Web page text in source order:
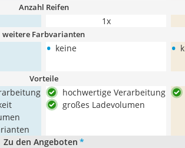
Anzahl Reifen
1x
weitere Farbvarianten
• keine •
Vorteile
hochwertige Verarbeitung
großes Ladevolumen
Zu den Angeboten *